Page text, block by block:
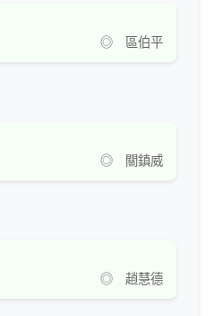
◎ 區伯平
◎ 關鎮威
◎ 趙慧德